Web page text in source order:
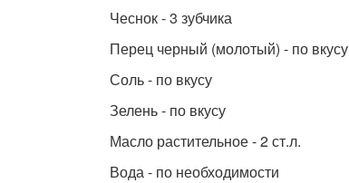
Чеснок - 3 зубчика
Перец черный (молотый) - по вкусу
Соль - по вкусу
Зелень - по вкусу
Масло растительное - 2 ст.л.
Вода - по необходимости